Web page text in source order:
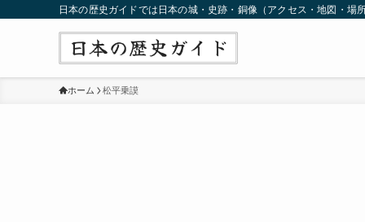
日本の歴史ガイドでは日本の城・史跡・銅像（アクセス・地図・場
ホーム 松平乗謨